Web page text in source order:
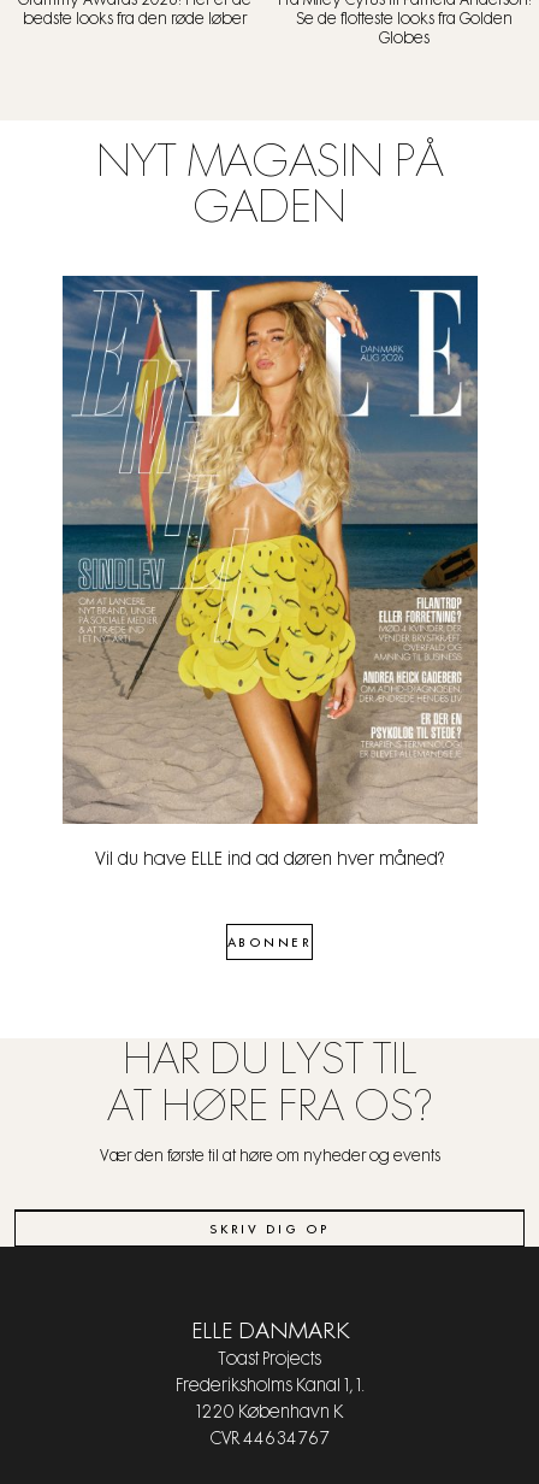
bedste looks fra den røde løber
Se de flotteste looks fra Golden
Globes
NYT MAGASIN PÅ
GADEN
Vil du have ELLE ind ad døren hver måned?
ABONNER
HAR DU LYST TIL
AT HØRE FRA OS?
Vær den første til at høre om nyheder og events
SKRIV DIG OP
ELLE DANMARK
Toast Projects
Frederiksholms Kanal 1, 1.
1220 København K
CVR 44634767